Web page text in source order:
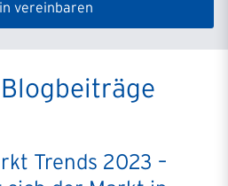
vereinbaren
Trends 2023 –